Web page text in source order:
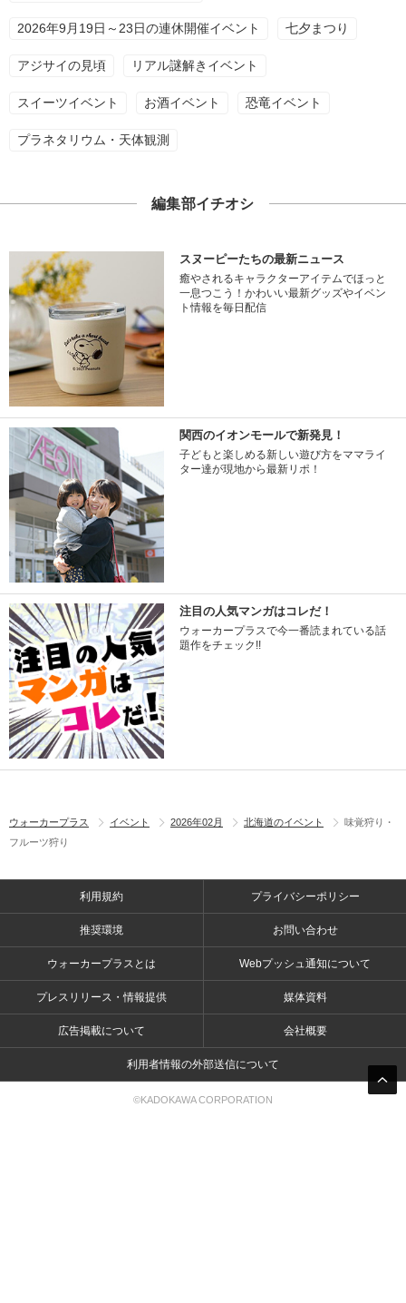
2026年9月19日～23日の連休開催イベント 七夕まつり
アジサイの見頃 リアル謎解きイベント
スイーツイベント お酒イベント 恐竜イベント
プラネタリウム・天体観測
編集部イチオシ
スヌーピーたちの最新ニュース
癒やされるキャラクターアイテムでほっと
一息つこう！かわいい最新グッズやイベン
ト情報を毎日配信
関西のイオンモールで新発見！
子どもと楽しめる新しい遊び方をママライ
ター達が現地から最新リポ！
注目の人気マンガはコレだ！
ウォーカープラスで今一番読まれている話
題作をチェック!!
ウォーカープラス イベント 2026年02月 北海道のイベント
味覚狩り・
フルーツ狩り
利用規約 プライバシーポリシー
推奨環境 お問い合わせ
ウォーカープラスとは Webプッシュ通知について
プレスリリース・情報提供 媒体資料
広告掲載について 会社概要
利用者情報の外部送信について
©KADOKAWA CORPORATION